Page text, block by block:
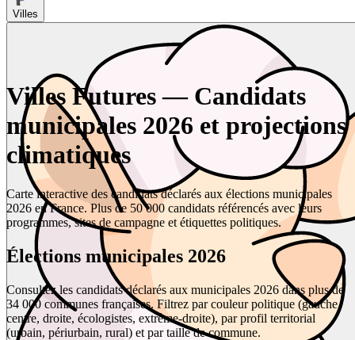
Villes
Villes Futures — Candidats
municipales 2026 et projections
climatiques
Carte interactive des candidats déclarés aux élections municipales
2026 en France. Plus de 50 000 candidats référencés avec leurs
programmes, sites de campagne et étiquettes politiques.
Élections municipales 2026
Consultez les candidats déclarés aux municipales 2026 dans plus de
34 000 communes françaises. Filtrez par couleur politique (gauche,
centre, droite, écologistes, extrême-droite), par profil territorial
(urbain, périurbain, rural) et par taille de commune.